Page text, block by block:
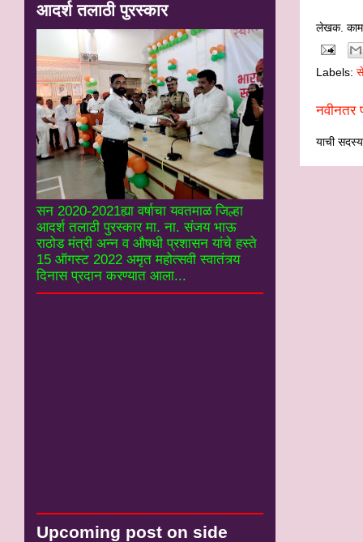
लेखक.
Labels:
नवीनतर
याची
आदर्श तलाठी पुरस्कार
सन 2020-2021ह्या वर्षाचा यवतमाळ जिल्हा
आदर्श तलाठी पुरस्कार मा. ना. संजय भाऊ
राठोड मंत्री अन्न व औषधी प्रशासन यांचे हस्ते
15 ऑगस्ट 2022 अमृत महोत्सवी स्वातंत्र्य
दिनास प्रदान करण्यात आला...
Upcoming post on side